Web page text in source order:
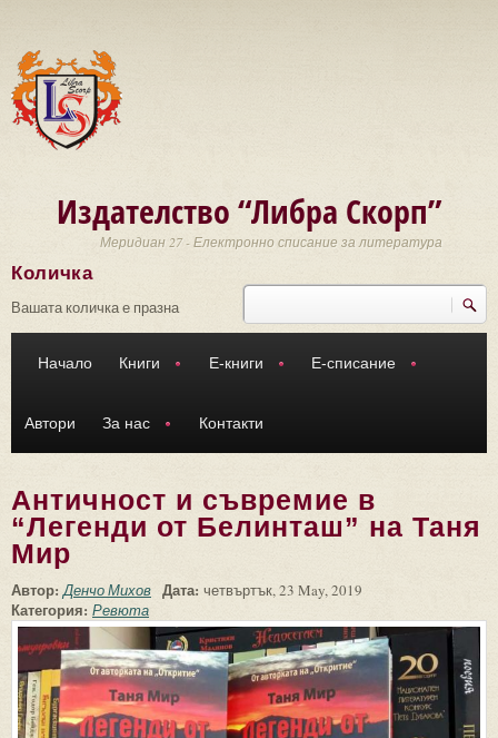
Издателство “Либра Скорп”
Меридиан 27 - Електронно списание за литература
Търси
Количка
Вашата количка е празна
Начало Книги Е-книги Е-списание
Автори За нас Контакти
Античност и съвремие в
“Легенди от Белинташ” на Таня
Мир
Автор:Денчо Михов Дата: четвъртък, 23 May, 2019
Категория: Ревюта